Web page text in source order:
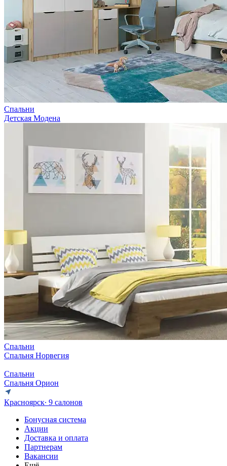
Спальни
Детская Модена
Спальни
Спальня Норвегия
Спальни
Спальня Орион
Красноярск∙ 9 салонов
Бонусная система
Акции
Доставка и оплата
Партнерам
Вакансии